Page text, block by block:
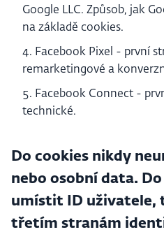
Google LLC. Způsob, jak
na základě cookies.
Facebook Pixel - první
remarketingové a
Facebook Connect -
technické.
Do cookies nikdy
nebo osobní data.
umístit ID uživatele,
třetím stranám